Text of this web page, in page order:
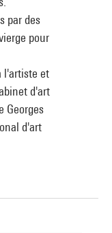
par des
pour
l'artiste et
d'art
Georges
d'art